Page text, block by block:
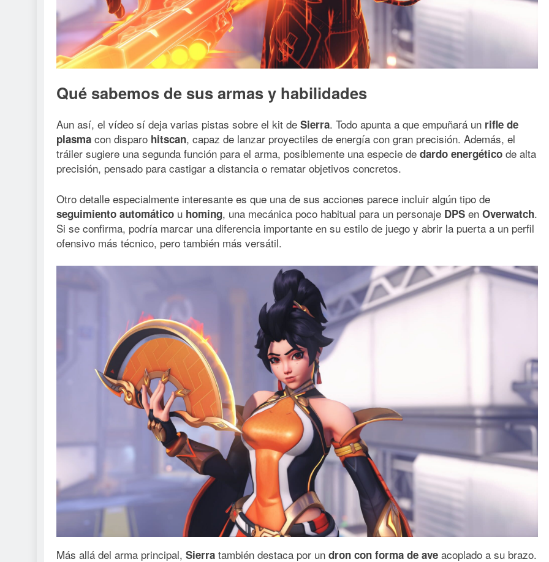
Qué sabemos de sus armas y habilidades
Aun así, el vídeo sí deja varias pistas sobre el kit de Sierra. Todo apunta a que empuñará un rifle de
plasma con disparo hitscan, capaz de lanzar proyectiles de energía con gran precisión. Además, el
tráiler sugiere una segunda función para el arma, posiblemente una especie de dardo energético de alta
precisión, pensado para castigar a distancia o rematar objetivos concretos.
Otro detalle especialmente interesante es que una de sus acciones parece incluir algún tipo de
seguimiento automático u homing, una mecánica poco habitual para un personaje DPS en Overwatch.
Si se confirma, podría marcar una diferencia importante en su estilo de juego y abrir la puerta a un perfil
ofensivo más técnico, pero también más versátil.
Más allá del arma principal, Sierra también destaca por un dron con forma de ave acoplado a su brazo.